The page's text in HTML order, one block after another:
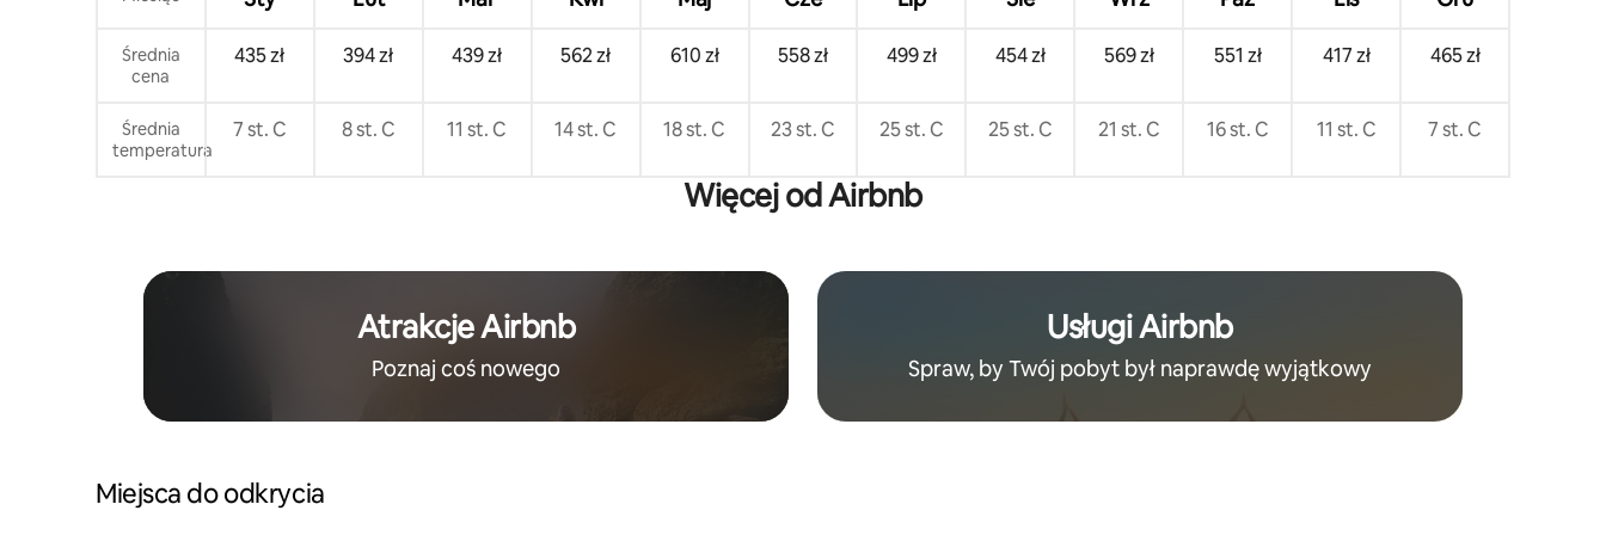
znajduje się zaledwie 15 minut spacerem.
AUTOBUSEM: kilka kroków od budynku
znajdują się autobusy do centrum miasta
Średnia
cena
435 zł 394 zł 439 zł 562 zł 610 zł 558 zł 499 zł 454 zł 569 zł 551 zł 417 zł 465 zł
Średnia
temperatura
7 st. C 8 st. C 11 st. C 14 st. C 18 st. C 23 st. C 25 st. C 25 st. C 21 st. C 16 st. C 11 st. C 7 st. C
Więcej od Airbnb
Atrakcje Airbnb
Poznaj coś nowego
Usługi Airbnb
Spraw, by Twój pobyt był naprawdę wyjątkowy
Miejsca do odkrycia